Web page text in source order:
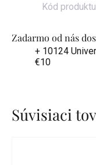
Zadarmo od nás
+ 10124
€10
Kód
Súvisiaci